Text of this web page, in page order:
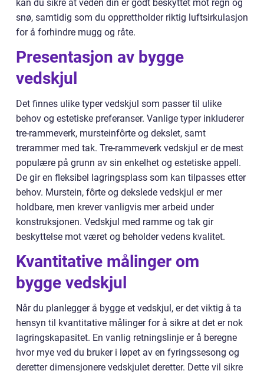
kan du sikre at veden din er godt beskyttet mot regn og
snø, samtidig som du opprettholder riktig luftsirkulasjon
for å forhindre mugg og råte.
Presentasjon av bygge
vedskjul
Det finnes ulike typer vedskjul som passer til ulike
behov og estetiske preferanser. Vanlige typer inkluderer
tre-rammeverk, mursteinfôrte og dekslet, samt
trerammer med tak. Tre-rammeverk vedskjul er de mest
populære på grunn av sin enkelhet og estetiske appell.
De gir en fleksibel lagringsplass som kan tilpasses etter
behov. Murstein, fôrte og dekslede vedskjul er mer
holdbare, men krever vanligvis mer arbeid under
konstruksjonen. Vedskjul med ramme og tak gir
beskyttelse mot været og beholder vedens kvalitet.
Kvantitative målinger om
bygge vedskjul
Når du planlegger å bygge et vedskjul, er det viktig å ta
hensyn til kvantitative målinger for å sikre at det er nok
lagringskapasitet. En vanlig retningslinje er å beregne
hvor mye ved du bruker i løpet av en fyringssesong og
deretter dimensjonere vedskjulet deretter. Dette vil sikre